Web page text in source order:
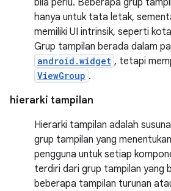
hanya untuk tata letak,
memiliki UI intrinsik, seperti
Grup tampilan berada dalam
android.widget , tetapi
ViewGroup .
hierarki tampilan
Hierarki tampilan adalah
grup tampilan yang
pengguna untuk setiap
terdiri dari grup tampilan yang
beberapa tampilan turunan